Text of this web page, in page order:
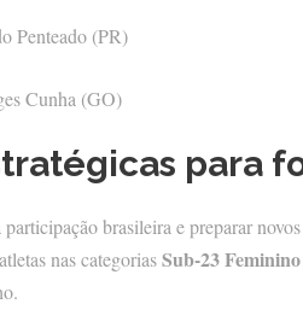
Penteado (PR)
Cunha (GO)
para
brasileira e preparar
nas categoriasSub-23 Feminino